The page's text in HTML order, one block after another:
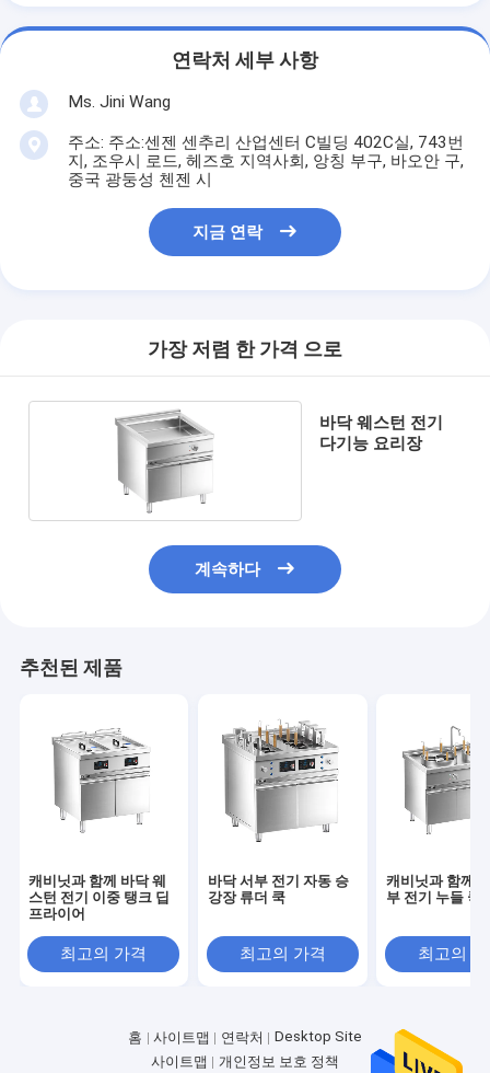
연락처 세부 사항
Ms. Jini Wang
주소: 주소:센젠 센추리 산업센터 C빌딩 402C실, 743번
지, 조우시 로드, 헤즈호 지역사회, 앙칭 부구, 바오안 구,
중국 광둥성 첸젠 시
지금 연락
가장 저렴 한 가격 으로
바닥 웨스턴 전기
다기능 요리장
계속하다
추천된 제품
캐비닛과 함께 바닥 웨
스턴 전기 이중 탱크 딥
프라이어
최고의 가격
바닥 서부 전기 자동 승
강장 류더 쿡
최고의 가격
캐비닛과 함께
부 전기 누들 쿡
최고의
홈 사이트맵 연락처
Desktop Site
사이트맵
개인정보 보호 정책